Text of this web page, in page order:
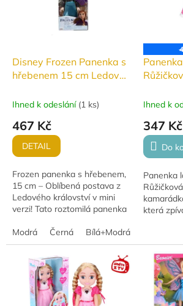
Disney Frozen Panenka s
hřebenem 15 cm Ledové
Ihned k odeslání (1 ks)
467 Kč
DETAIL
Frozen panenka s hřebenem,
15 cm – Oblíbená postava z
Ledového království v mini
verzi! Tato roztomilá panenka
Frozen. Díky praktickému
hřebenu mohou...
Modrá Černá Bílá+Modrá
Ihned k
347 Kč
Do
Panenka
která
hraní i